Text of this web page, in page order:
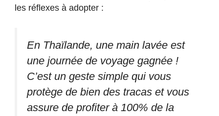
les réflexes à adopter :
En Thaïlande, une main lavée est
une journée de voyage gagnée !
C’est un geste simple qui vous
protège de bien des tracas et vous
assure de profiter à 100% de la